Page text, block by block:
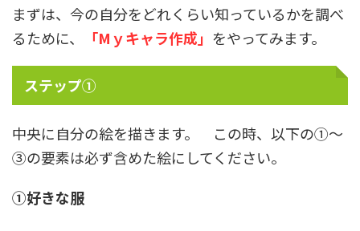
まずは、今の自分をどれくらい知っているかを調べ
るために、
「Mｙキャラ作成」 をやってみます。
ステップ①
中央に自分の絵を描きます。 この時、以下の①～
③の要素は必ず含めた絵にしてください。
①好きな服